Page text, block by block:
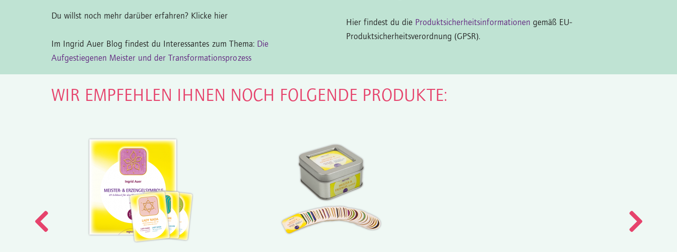
Du willst noch mehr darüber erfahren? Klicke hier
Im Ingrid Auer Blog findest du Interessantes zum Thema: Die
Aufgestiegenen Meister und der Transformationsprozess
Hier findest du die Produktsicherheitsinformationen gemäß EU-
Produktsicherheitsverordnung (GPSR).
WIR EMPFEHLEN IHNEN NOCH FOLGENDE PRODUKTE: